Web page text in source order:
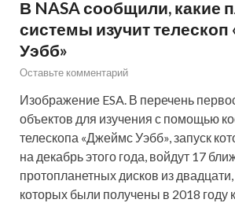
В NASA сообщили, какие
системы изучит
Уэбб»
Оставьте комментарий
Изображение ESA. В перечень
объектов для изучения с помощью
телескопа «Джеймс Уэбб», запуск
на декабрь этого года, войдут 17
протопланетных дисков из
которых были получены в 2018 году